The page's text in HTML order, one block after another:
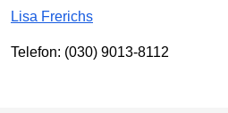
Lisa Frerichs
Telefon: (030) 9013-8112